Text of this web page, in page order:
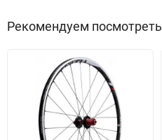
Рекомендуем посмотреть